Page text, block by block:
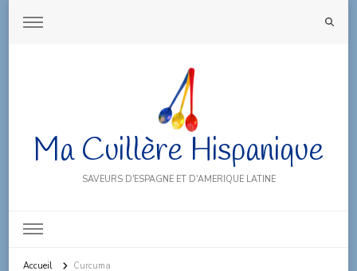
Ma Cuillère Hispanique
SAVEURS D'ESPAGNE ET D'AMERIQUE LATINE
Accueil Curcuma